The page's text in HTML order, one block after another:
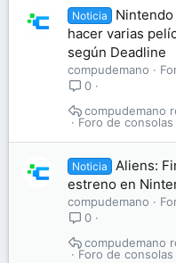
Noticia
hacer varias
según Deadline
compudemano
0
Foro de
compudemano
Noticia
Aliens:
estreno en
compudemano
0
Foro de
compudemano